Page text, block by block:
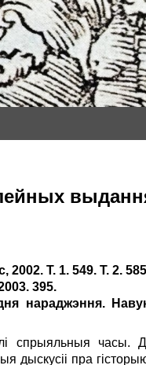
Т. 1. 549. Т. 2.
395.
нараджэння.
спрыяльныя часы.
дыскусіі пра